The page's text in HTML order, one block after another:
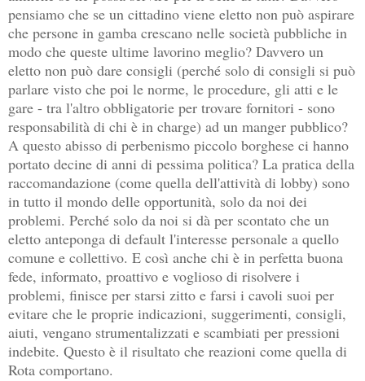
pensiamo che se un cittadino viene eletto non può aspirare
che persone in gamba crescano nelle società pubbliche in
modo che queste ultime lavorino meglio? Davvero un
eletto non può dare consigli (perché solo di consigli si può
parlare visto che poi le norme, le procedure, gli atti e le
gare - tra l'altro obbligatorie per trovare fornitori - sono
responsabilità di chi è in charge) ad un manger pubblico?
A questo abisso di perbenismo piccolo borghese ci hanno
portato decine di anni di pessima politica? La pratica della
raccomandazione (come quella dell'attività di lobby) sono
in tutto il mondo delle opportunità, solo da noi dei
problemi. Perché solo da noi si dà per scontato che un
eletto anteponga di default l'interesse personale a quello
comune e collettivo. E così anche chi è in perfetta buona
fede, informato, proattivo e voglioso di risolvere i
problemi, finisce per starsi zitto e farsi i cavoli suoi per
evitare che le proprie indicazioni, suggerimenti, consigli,
aiuti, vengano strumentalizzati e scambiati per pressioni
indebite. Questo è il risultato che reazioni come quella di
Rota comportano.